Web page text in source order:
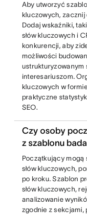
Aby utworzyć
kluczowych, zacznij
Dodaj wskaźniki,
słów kluczowych i
konkurencji, aby
możliwości
ustrukturyzowanym
interesariuszom.
kluczowych w
praktyczne
SEO.
Czy osoby
z szablonu
Początkujący mogą
słów kluczowych,
po kroku. Szablon
słów kluczowych,
analizowanie
zgodnie z sekcjami,